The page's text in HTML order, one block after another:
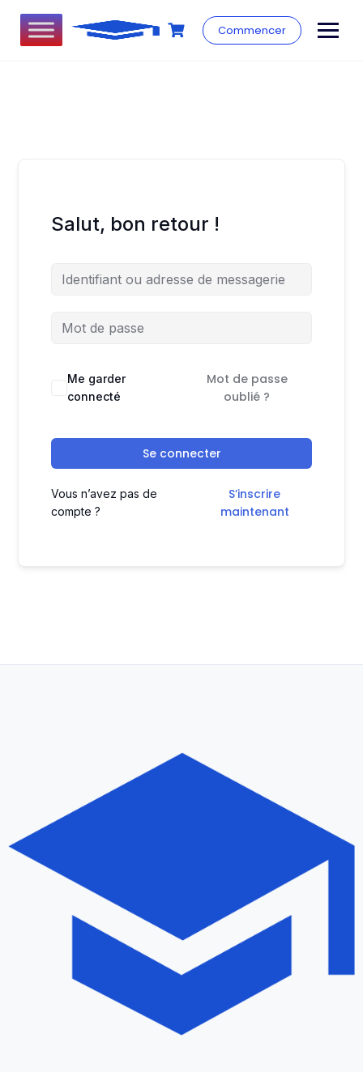
Commencer
Salut, bon retour !
Me garder
connecté
Mot de passe
oublié ?
Se connecter
Vous n’avez pas de
compte ?
S’inscrire
maintenant